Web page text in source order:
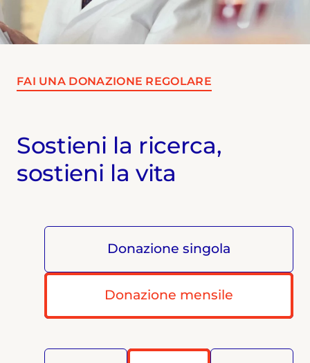
FAI UNA DONAZIONE REGOLARE
Sostieni la ricerca,
sostieni la vita
Donazione singola
Donazione mensile